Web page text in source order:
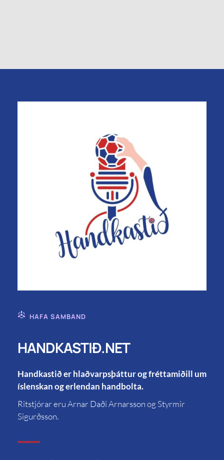
HAFA SAMBAND
HANDKASTIÐ.NET
Handkastið er hlaðvarpsþáttur og fréttamiðill um
íslenskan og erlendan handbolta.
Ritstjórar eru Arnar Daði Arnarsson og Styrmir
Sigurðsson.